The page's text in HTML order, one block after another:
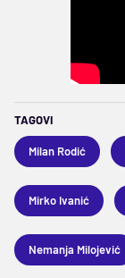
TAGOVI
Milan Rodić
Mirko Ivanić
Nemanja Milojević